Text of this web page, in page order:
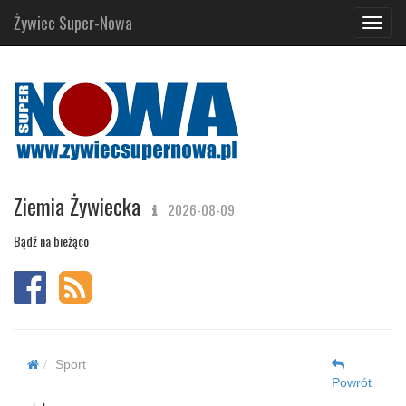
Żywiec Super-Nowa
Ziemia Żywiecka 2026-08-09
Bądź na bieżąco
Sport
Powrót